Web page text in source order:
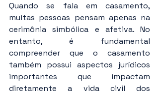
Quando se fala em casamento,
muitas pessoas pensam apenas na
cerimônia simbólica e afetiva. No
entanto, é fundamental
compreender que o casamento
também possui aspectos jurídicos
importantes que impactam
diretamente a vida civil dos